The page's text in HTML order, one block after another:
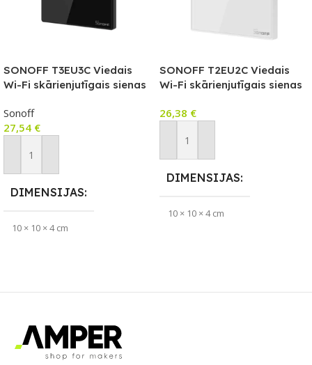
SONOFF T3EU3C Viedais
Wi-Fi skārienjutīgais sienas
Sonoff
27,54 €
Pievienot Grozam
DIMENSIJAS
10 × 10 × 4 cm
SAVIENOJUMS
SONOFF T2EU2C Viedais
Wi-Fi skārienjutīgais sienas
26,38 €
Pievienot Grozam
DIMENSIJAS
10 × 10 × 4 cm
UZREIZ PIEEJAMAIS